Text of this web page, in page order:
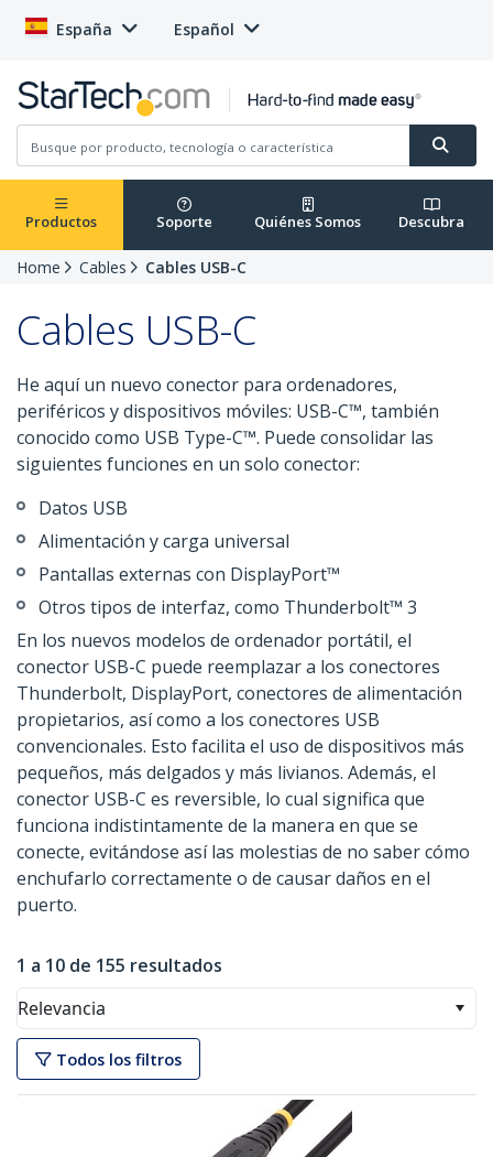
España Español
Productos Soporte Quiénes Somos Descubra
Home Cables Cables USB-C
Cables USB-C
He aquí un nuevo conector para ordenadores,
periféricos y dispositivos móviles: USB-C™, también
conocido como USB Type-C™. Puede consolidar las
siguientes funciones en un solo conector:
Datos USB
Alimentación y carga universal
Pantallas externas con DisplayPort™
Otros tipos de interfaz, como Thunderbolt™ 3
En los nuevos modelos de ordenador portátil, el
conector USB-C puede reemplazar a los conectores
Thunderbolt, DisplayPort, conectores de alimentación
propietarios, así como a los conectores USB
convencionales. Esto facilita el uso de dispositivos más
pequeños, más delgados y más livianos. Además, el
conector USB-C es reversible, lo cual significa que
funciona indistintamente de la manera en que se
conecte, evitándose así las molestias de no saber cómo
enchufarlo correctamente o de causar daños en el
puerto.
1 a 10 de 155 resultados
Relevancia
Todos los filtros